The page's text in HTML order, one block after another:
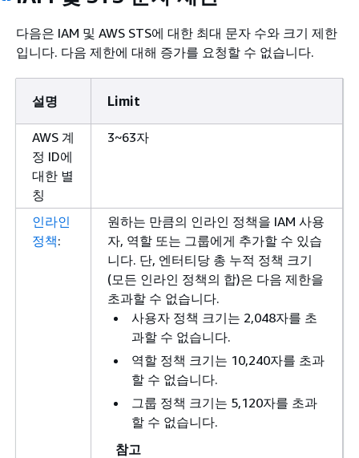
다음은 IAM 및 AWS STS에 대한 최대 문자 수와 크기 제한
입니다. 다음 제한에 대해 증가를 요청할 수 없습니다.
설명 Limit
AWS 계
정 ID에
대한 별
칭
3~63자
인라인
정책:
원하는 만큼의 인라인 정책을 IAM 사용
자, 역할 또는 그룹에게 추가할 수 있습
니다. 단, 엔터티당 총 누적 정책 크기
(모든 인라인 정책의 합)은 다음 제한을
초과할 수 없습니다.
사용자 정책 크기는 2,048자를 초
과할 수 없습니다.
역할 정책 크기는 10,240자를 초과
할 수 없습니다.
그룹 정책 크기는 5,120자를 초과
할 수 없습니다.
참고